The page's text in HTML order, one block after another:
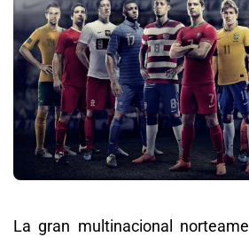
La gran multinacional